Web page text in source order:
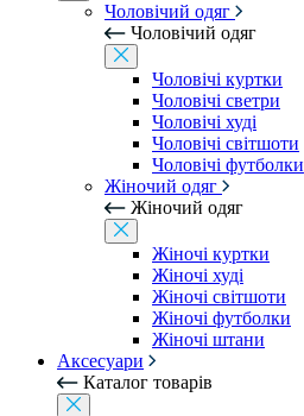
Чоловічий одяг
Чоловічий одяг
Чоловічі куртки
Чоловічі светри
Чоловічі худі
Чоловічі світшоти
Чоловічі футболки
Жіночий одяг
Жіночий одяг
Жіночі куртки
Жіночі худі
Жіночі світшоти
Жіночі футболки
Жіночі штани
Аксесуари
Каталог товарів